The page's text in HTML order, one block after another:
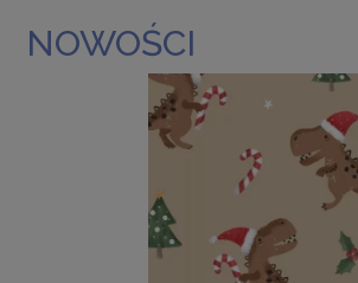
NOWOŚCI